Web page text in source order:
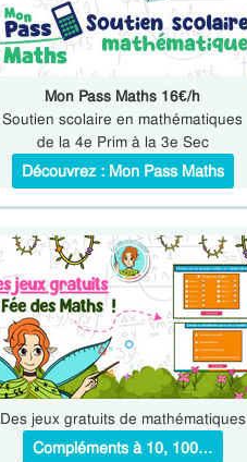
Mon Pass Maths 16€/h
Soutien scolaire en mathématiques
de la 4e Prim à la 3e Sec
Découvrez : Mon Pass Maths
Des jeux gratuits de mathématiques
Compléments à 10, 100…